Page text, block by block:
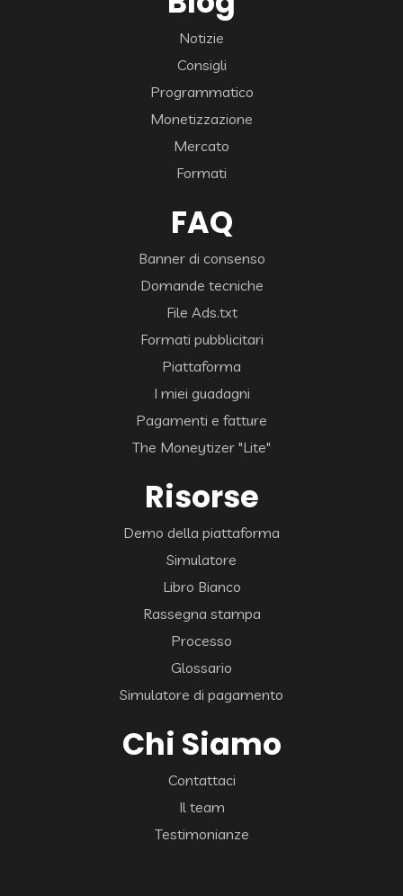
Notizie
Consigli
Programmatico
Monetizzazione
Mercato
Formati
FAQ
Banner di consenso
Domande tecniche
File Ads.txt
Formati pubblicitari
Piattaforma
I miei guadagni
Pagamenti e fatture
The Moneytizer "Lite"
Risorse
Demo della piattaforma
Simulatore
Libro Bianco
Rassegna stampa
Processo
Glossario
Simulatore di pagamento
Chi Siamo
Contattaci
Il team
Testimonianze